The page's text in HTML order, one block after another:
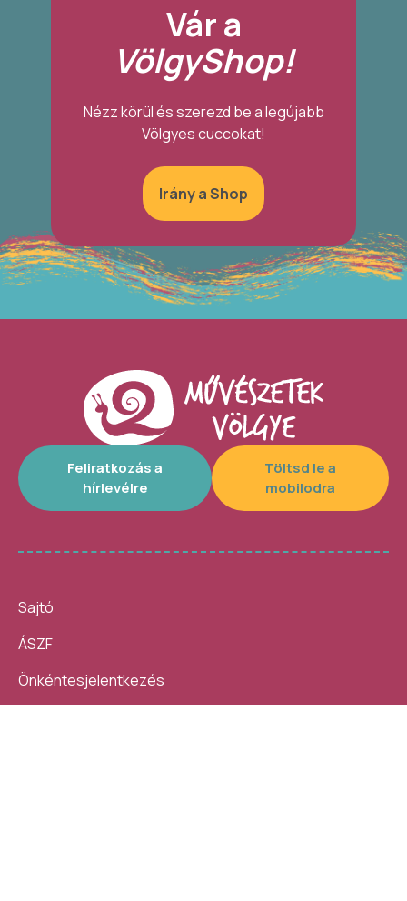
Vár a
VölgyShop!
Nézz körül és szerezd be a legújabb
Völgyes cuccokat!
Irány a Shop
Feliratkozás a
hírlevélre
Töltsd le a
mobilodra
Sajtó
ÁSZF
Önkéntesjelentkezés